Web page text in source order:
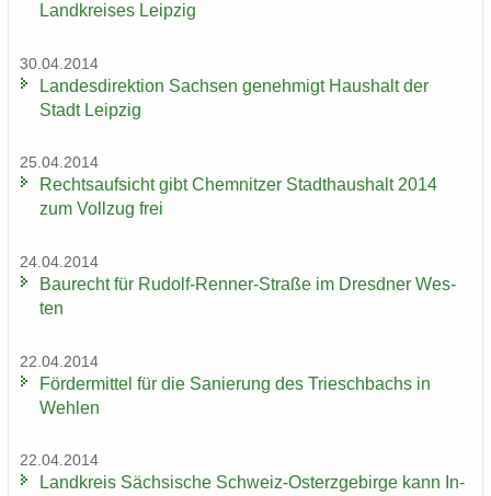
Land­krei­ses Leip­zig
30.04.2014
Lan­des­di­rek­ti­on Sach­sen ge­neh­migt Haus­halt der
Stadt Leip­zig
25.04.2014
Rechts­auf­sicht gibt Chem­nit­zer Stadt­haus­halt 2014
zum Voll­zug frei
24.04.2014
Bau­recht für Rudolf-​Renner-Straße im Dresd­ner Wes­
ten
22.04.2014
För­der­mit­tel für die Sa­nie­rung des Tri­esch­bachs in
Weh­len
22.04.2014
Land­kreis Säch­si­sche Schweiz-​Osterzgebirge kann In­